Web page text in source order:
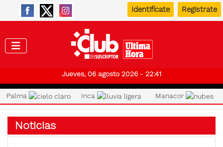
Identifícate Registrate
Jueves, 06 agosto 2026 - 22:41
Palma Inca Manacor
Noticias